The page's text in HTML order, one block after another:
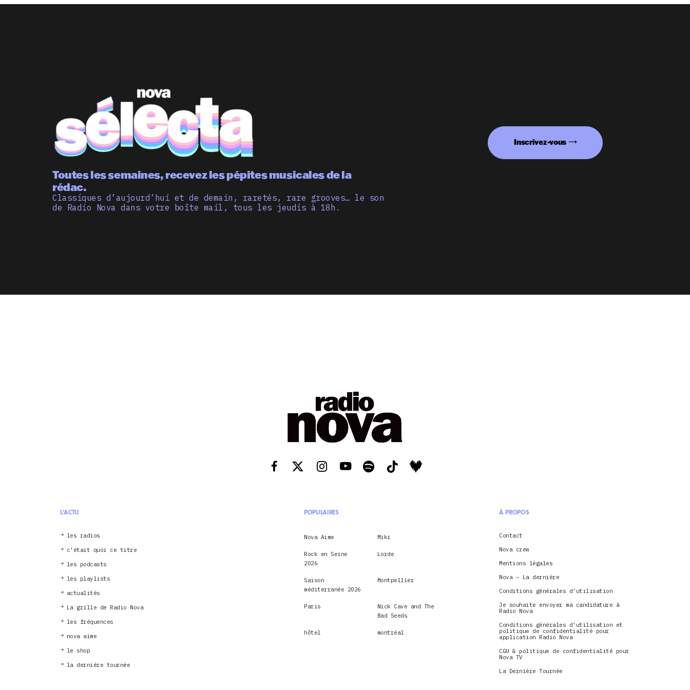
Toutes les semaines, recevez les pépites musicales de la
rédac.
Classiques d’aujourd’hui et de demain, raretés, rare grooves… le son
de Radio Nova dans votre boîte mail, tous les jeudis à 18h.
Inscrivez-vous
L'ACTU
les radios
c’était quoi ce titre
les podcasts
les playlists
actualités
La grille de Radio Nova
les fréquences
nova aime
le shop
la dernière tournée
POPULAIRES
Nova Aime Miki
Rock en Seine
2026
Lorde
Saison
méditerranée 2026
Montpellier
Paris
Nick Cave and The
Bad Seeds
hôtel montréal
À PROPOS
Contact
Nova crew
Mentions légales
Nova – La dernière
Conditions générales d’utilisation
Je souhaite envoyer ma candidature à
Radio Nova
Conditions générales d’utilisation et
politique de confidentialité pour
application Radio Nova
CGU & politique de confidentialité pour
Nova TV
La Dernière Tournée